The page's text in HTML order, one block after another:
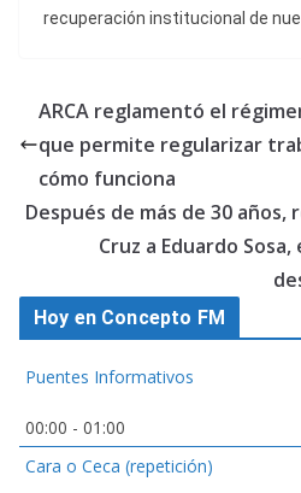
recuperación institucional de
ARCA reglamentó el
que permite regularizar
cómo funciona
Después de más de 30
Cruz a Eduardo
Hoy en Concepto FM
Puentes Informativos
00:00 - 01:00
Cara o Ceca (repetición)